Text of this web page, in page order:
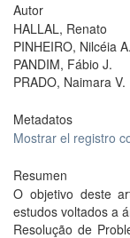
Autor
HALLAL, Renato
PINHEIRO, Nilcéia
PANDIM, Fábio J.
PRADO, Naimara V.
Metadatos
Mostrar el registro
Resumen
O objetivo deste
estudos voltados a
Resolução de